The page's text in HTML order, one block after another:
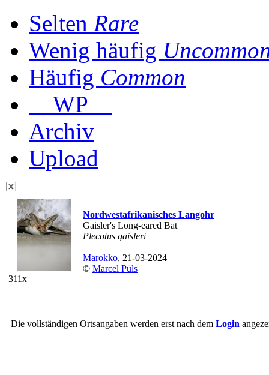
Selten Rare
Wenig häufig
Häufig Common
WP
Archiv
Upload
311x
Nordwestafrikanisches Langohr
Gaisler's Long-eared Bat
Plecotus gaisleri
Marokko, 21-03-2024
© Marcel Püls
Die vollständigen Ortsangaben werden erst nach dem Login